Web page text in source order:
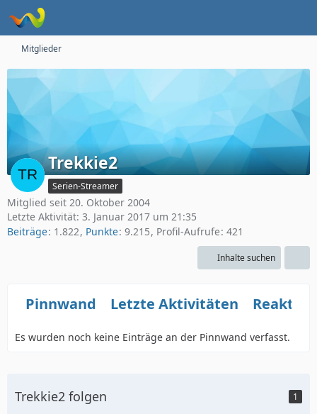
Mitglieder
Trekkie2
Serien-Streamer
Mitglied seit 20. Oktober 2004
Letzte Aktivität: 3. Januar 2017 um 21:35
Beiträge 1.822 Punkte 9.215 Profil-Aufrufe 421
Inhalte suchen
Pinnwand Letzte Aktivitäten
Es wurden noch keine Einträge an der Pinnwand verfasst.
Trekkie2 folgen 1